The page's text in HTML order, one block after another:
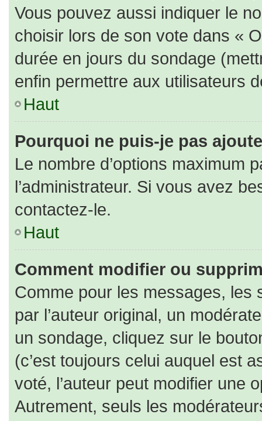
Vous pouvez aussi indiquer le
choisir lors de son vote dans «
durée en jours du sondage
enfin permettre aux utilisateurs
Haut
Pourquoi ne puis-je pas
Le nombre d’options maximum
l’administrateur. Si vous avez
contactez-le.
Haut
Comment modifier ou
Comme pour les messages, les
par l’auteur original, un
un sondage, cliquez sur le
(c’est toujours celui auquel est
voté, l’auteur peut modifier une
Autrement, seuls les